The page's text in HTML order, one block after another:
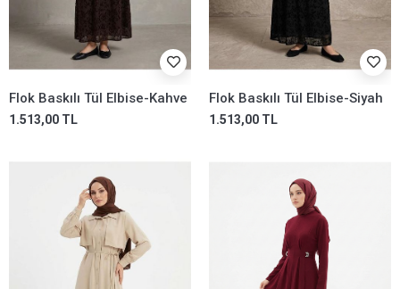
Flok Baskılı Tül Elbise-Kahve
1.513,00 TL
Flok Baskılı Tül Elbise-Siyah
1.513,00 TL